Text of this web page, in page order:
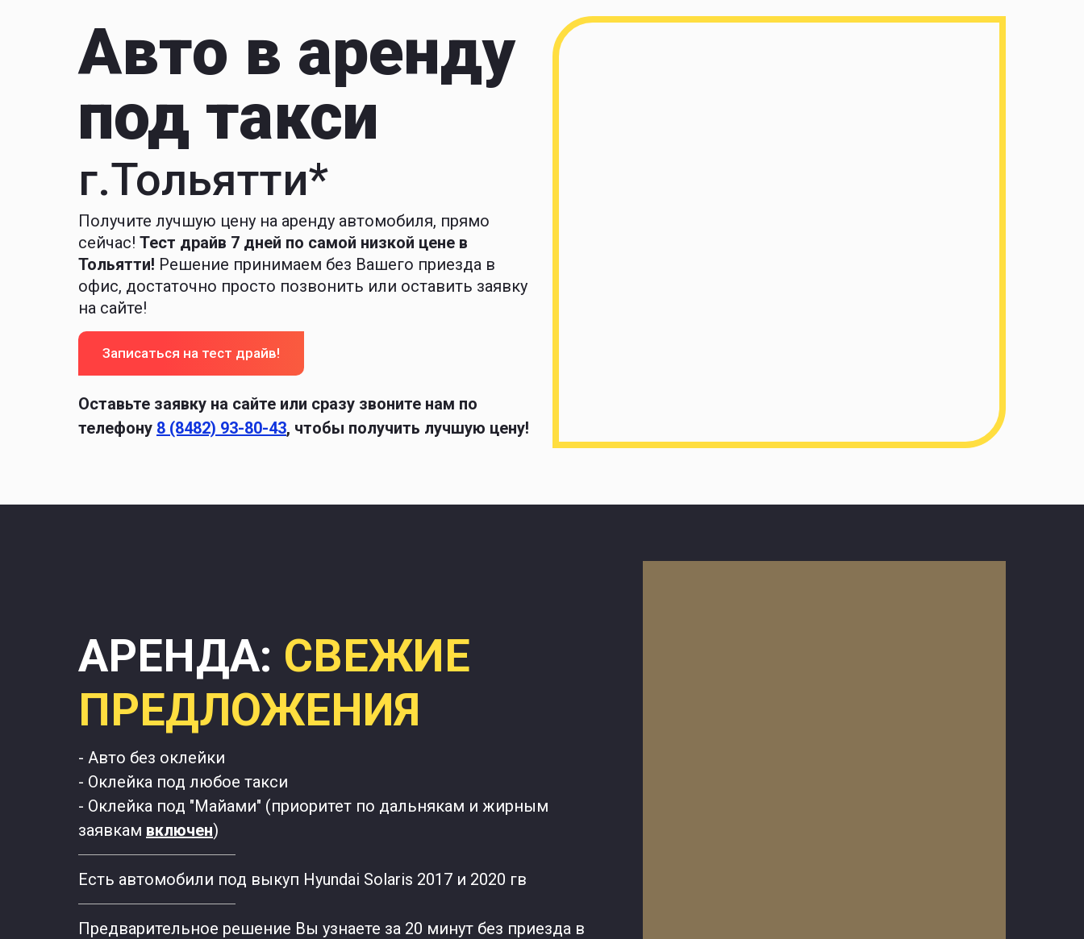
Авто в аренду
под такси
г.Тольятти*
Получите лучшую цену на аренду автомобиля, прямо
сейчас! Тест драйв 7 дней по самой низкой цене в
Тольятти! Решение принимаем без Вашего приезда в
офис, достаточно просто позвонить или оставить заявку
на сайте!
Записаться на тест драйв!
Оставьте заявку на сайте или сразу звоните нам по
телефону 8 (8482) 93-80-43, чтобы получить лучшую цену!
АРЕНДА: СВЕЖИЕ
ПРЕДЛОЖЕНИЯ
- Авто без оклейки
- Оклейка под любое такси
- Оклейка под "Майами" (приоритет по дальнякам и жирным
заявкам включен)
Есть автомобили под выкуп Hyundai Solaris 2017 и 2020 гв
Предварительное решение Вы узнаете за 20 минут без приезда в